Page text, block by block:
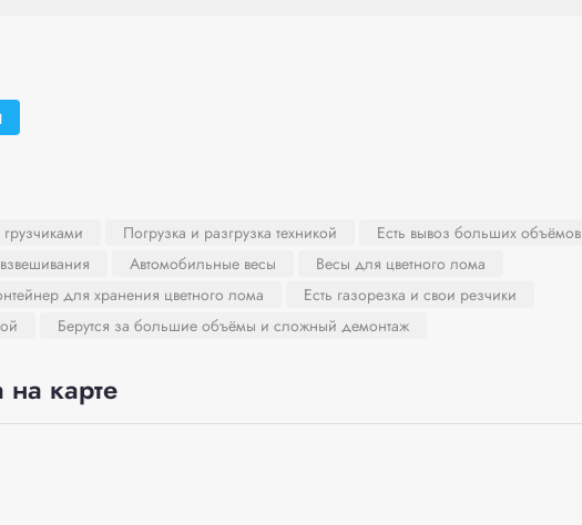
Погрузка и разгрузка техникой
Есть вывоз больших объёмов
Автомобильные весы
Весы для цветного лома
для хранения цветного лома
Есть газорезка и свои резчики
Берутся за большие объёмы и сложный демонтаж
карте